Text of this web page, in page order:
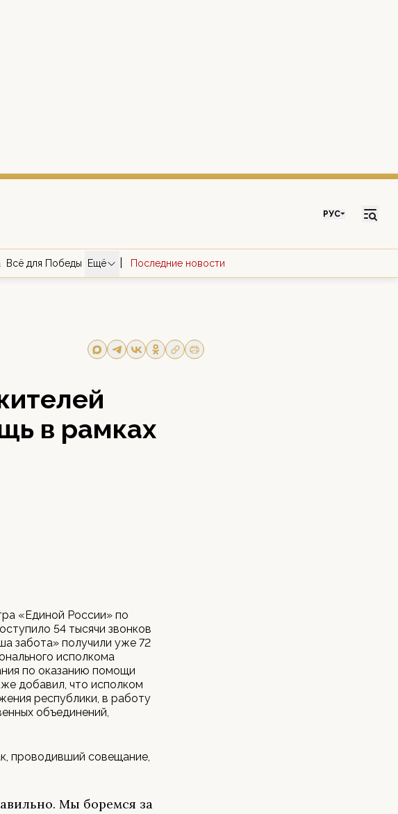
РУС
Всё для Победы Ещё Последние новости
в рамках
«Единой России» по
54 тысячи звонков
забота» получили уже 72
исполкома
по оказанию помощи
добавил, что исполком
республики, в работу
объединений,
проводивший совещание,
Мы боремся за